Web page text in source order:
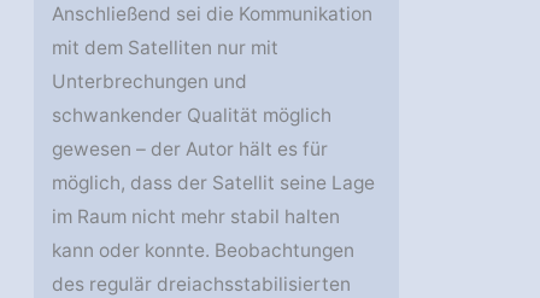
Anschließend sei die Kommunikation
mit dem Satelliten nur mit
Unterbrechungen und
schwankender Qualität möglich
gewesen – der Autor hält es für
möglich, dass der Satellit seine Lage
im Raum nicht mehr stabil halten
kann oder konnte. Beobachtungen
des regulär dreiachsstabilisierten